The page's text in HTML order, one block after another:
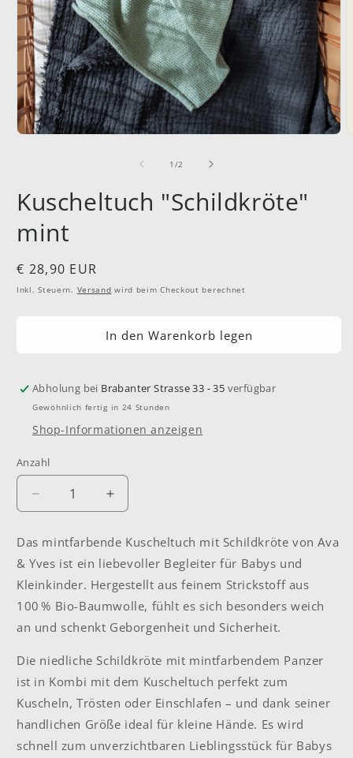
1 /von
2
Kuscheltuch "Schildkröte"
mint
Normaler
Preis
€ 28,90 EUR
Inkl. Steuern. Versand wird beim Checkout berechnet
In den Warenkorb legen
Abholung bei Brabanter Strasse 33 - 35 verfügbar
Gewöhnlich fertig in 24 Stunden
Shop-Informationen anzeigen
Anzahl
Anzahl
Verringere
die
Menge
für
Kuscheltuch
&quot;Schildkröte&quot;
mint
Erhöhe
die
Menge
für
Kuscheltuch
&quot;Schildkröte&quot;
mint
Das mintfarbende Kuscheltuch mit Schildkröte von Ava
& Yves ist ein liebevoller Begleiter für Babys und
Kleinkinder. Hergestellt aus feinem Strickstoff aus
100 % Bio-Baumwolle, fühlt es sich besonders weich
an und schenkt Geborgenheit und Sicherheit.
Die niedliche Schildkröte mit mintfarbendem Panzer
ist in Kombi mit dem Kuscheltuch perfekt zum
Kuscheln, Trösten oder Einschlafen – und dank seiner
handlichen Größe ideal für kleine Hände. Es wird
schnell zum unverzichtbaren Lieblingsstück für Babys